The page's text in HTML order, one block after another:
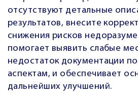
отсутствуют детальные
результатов, внесите
снижения рисков
помогает выявить слабые
недостаток документации
аспектам, и обеспечивает
дальнейших улучшений.